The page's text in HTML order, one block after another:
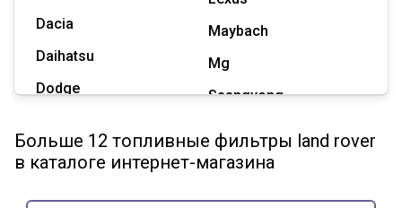
Dacia
Daihatsu
Dodge
Great Wall
Maybach
Mg
Ssangyong
Tesla
Больше 12 топливные фильтры land rover
в каталоге интернет-магазина